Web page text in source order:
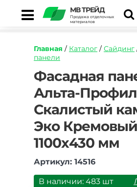
МВ ТРЕЙД
Продажа отделочных
материалов
Главная / Каталог / Сайдинг
панели
https://mvtrade.ru/
panel-
alta-
profil-
skalistyy-
kamen-
eko-
kremovyy-
1170h450-
mm.jpg
Фасадная
Альта-
Скалистый
Эко Кремовый
1100х430 мм
Артикул: 14516
В наличии: 483 шт